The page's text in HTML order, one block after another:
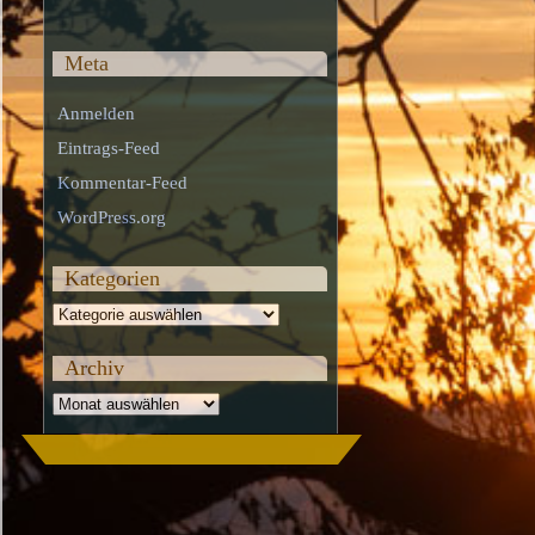
Meta
Anmelden
Eintrags-Feed
Kommentar-Feed
WordPress.org
Kategorien
Kategorien
Archiv
Archiv